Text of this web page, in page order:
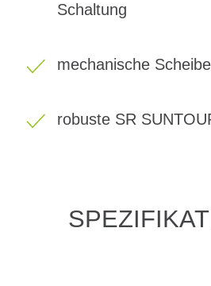
Schaltung
mechanische
robuste SR